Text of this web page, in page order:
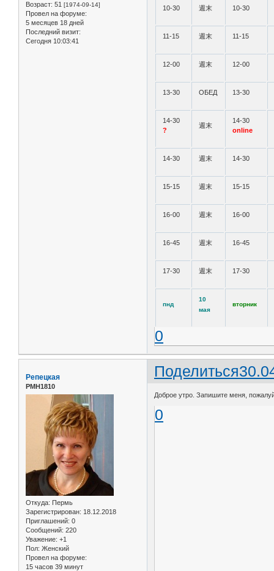
Возраст: 51 [1974-09-14]
Провел на форуме:
5 месяцев 18 дней
Последний визит:
Сегодня 10:03:41
10-30 週末 10-30
11-15 週末 11-15
12-00 週末 12-00
13-30 ОБЕД 13-30
14-30
?
週末
14-30
online
14-30 週末 14-30
15-15 週末 15-15
16-00 週末 16-00
16-45 週末 16-45
17-30 週末 17-30
пнд
10
мая
вторник
0
Поделиться
Репецкая
РМН1810
Откуда: Пермь
Зарегистрирован: 18.12.2018
Приглашений: 0
Сообщений: 220
Уважение: +1
Пол: Женский
Провел на форуме:
15 часов 39 минут
Доброе утро. Запишите меня,
0